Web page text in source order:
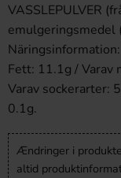
VASSLEPULVER
emulgeringsmedel
Fett: 11.1g /
Varav sockerarter:
0.1g.
Ændringer i
altid